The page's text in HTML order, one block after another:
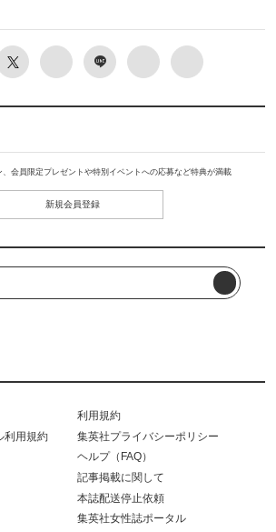
会員限定プレゼントや特別イベントへの応募など特典が満載
新規会員登録
利用規約
利用規約
集英社プライバシーポリシー
ヘルプ（FAQ）
記事掲載に関して
本誌配送停止依頼
集英社女性誌ポータル